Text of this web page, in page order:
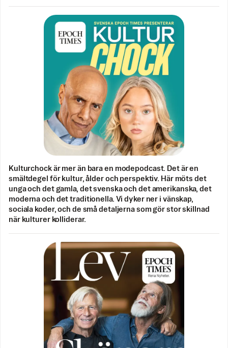
Kulturchock är mer än bara en modepodcast. Det är en
smältdegel för kultur, ålder och perspektiv. Här möts det
unga och det gamla, det svenska och det amerikanska, det
moderna och det traditionella. Vi dyker ner i vänskap,
sociala koder, och de små detaljerna som gör stor skillnad
när kulturer kolliderar.